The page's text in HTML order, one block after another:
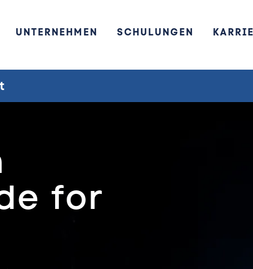
UNTERNEHMEN SCHULUNGEN
for